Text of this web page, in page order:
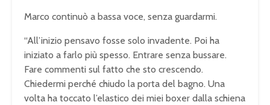
Marco continuò a bassa voce, senza guardarmi.
“All’inizio pensavo fosse solo invadente. Poi ha
iniziato a farlo più spesso. Entrare senza bussare.
Fare commenti sul fatto che sto crescendo.
Chiedermi perché chiudo la porta del bagno. Una
volta ha toccato l’elastico dei miei boxer dalla schiena